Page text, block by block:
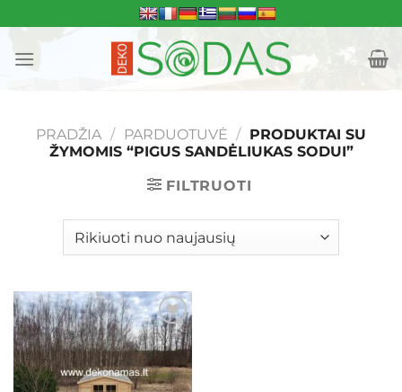
to
content
PRADŽIA / PARDUOTUVĖ / PRODUKTAI SU
ŽYMOMIS “PIGUS SANDĖLIUKAS SODUI”
FILTRUOTI
Mėgstamiausias